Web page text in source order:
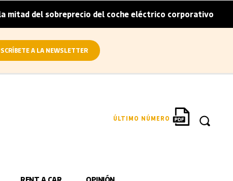
del coche eléctrico corporativo | Arval convierte
A LA NEWSLETTER
ÚLTIMO NÚMERO